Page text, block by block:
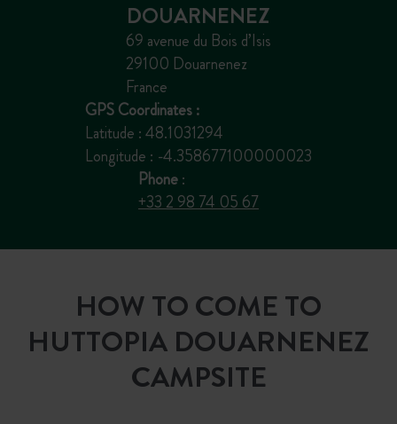
DOUARNENEZ
69 avenue du Bois d’Isis
29100 Douarnenez
France
GPS Coordinates :
Latitude : 48.1031294
Longitude : -4.358677100000023
Phone:
+33 2 98 74 05 67
HOW TO COME TO
HUTTOPIA DOUARNENEZ
CAMPSITE